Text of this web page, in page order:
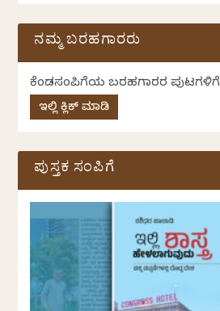
ನಮ್ಮ ಬರಹಗಾರರು
ಕೆಂಡಸಂಪಿಗೆಯ ಬರಹಗಾರರ ಪುಟಗಳಿಗೆ
ಇಲ್ಲಿ ಕ್ಲಿಕ್ ಮಾಡಿ
ಪುಸ್ತಕ ಸಂಪಿಗೆ